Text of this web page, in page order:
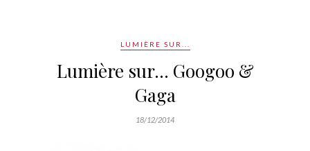
LUMIÈRE SUR...
Lumière sur… Googoo &
Gaga
18/12/2014